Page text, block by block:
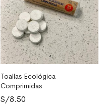
LEER MÁS
Toallas Ecológica
Comprimidas
S/8.50